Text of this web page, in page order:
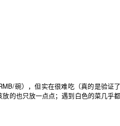
碗），但实在很难吃（真的是验证
的也只放一点点；遇到白色的菜几乎